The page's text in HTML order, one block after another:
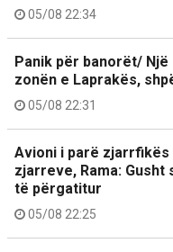
05/08 22:34
Panik për banorët/
zonën e Laprakës,
05/08 22:31
Avioni i parë zjarrfikës
zjarreve, Rama:
të përgatitur
05/08 22:25